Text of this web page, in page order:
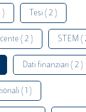
) Tesi ( 2 )
( 2 ) STEM (
Dati finanziari ( 2 )
( 1 )